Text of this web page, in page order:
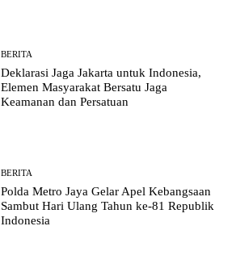
BERITA
Deklarasi Jaga Jakarta untuk Indonesia,
Elemen Masyarakat Bersatu Jaga
Keamanan dan Persatuan
BERITA
Polda Metro Jaya Gelar Apel Kebangsaan
Sambut Hari Ulang Tahun ke-81 Republik
Indonesia